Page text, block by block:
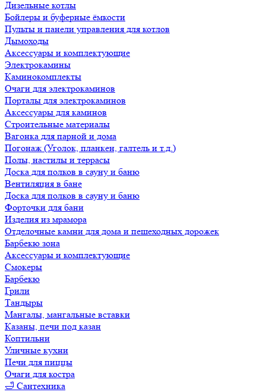
Дизельные котлы
Бойлеры и буферные ёмкости
Пульты и панели управления для котлов
Дымоходы
Аксессуары и комплектующие
Электрокамины
Каминокомплекты
Очаги для электрокаминов
Порталы для электрокаминов
Аксессуары для каминов
Строительные материалы
Вагонка для парной и дома
Погонаж (Уголок, планкен, галтель и т.д.)
Полы, настилы и террасы
Доска для полков в сауну и баню
Вентиляция в бане
Доска для полков в сауну и баню
Форточки для бани
Изделия из мрамора
Отделочные камни для дома и пешеходных дорожек
Барбекю зона
Аксессуары и комплектующие
Смокеры
Барбекю
Грили
Тандыры
Мангалы, мангальные вставки
Казаны, печи под казан
Коптильни
Уличные кухни
Печи для пиццы
Очаги для костра
🛁 Сантехника